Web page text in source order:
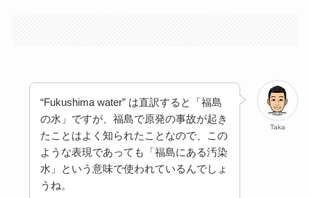
Taka
“Fukushima water” は直訳すると「福島
の水」ですが、福島で原発の事故が起き
たことはよく知られたことなので、この
ような表現であっても「福島にある汚染
水」という意味で使われているんでしょ
うね。